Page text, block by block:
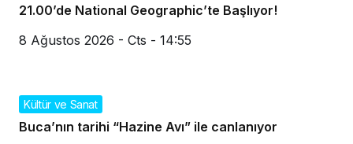
21.00’de National Geographic’te Başlıyor!
8 Ağustos 2026 - Cts - 14:55
Kültür ve Sanat
Buca’nın tarihi “Hazine Avı” ile canlanıyor